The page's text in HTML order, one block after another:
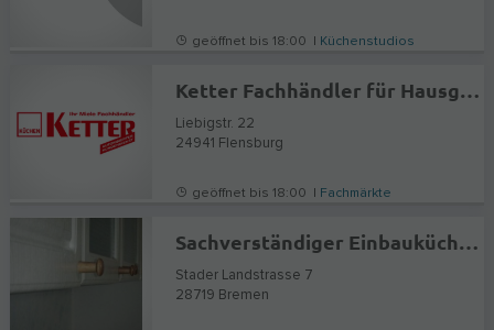
geöffnet bis 18:00 | Küchenstudios
Ketter Fachhändler für Hausgeräte und Einbauküchen KG
Liebigstr. 22
24941 Flensburg
geöffnet bis 18:00 | Fachmärkte
Sachverständiger Einbauküchen Möbel Dipl.-Ing. Lechtermann
Stader Landstrasse 7
28719 Bremen